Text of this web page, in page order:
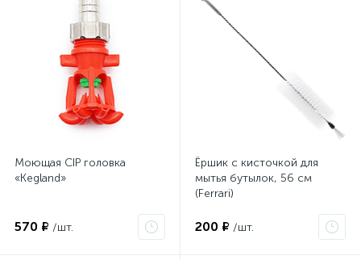
Моющая CIP головка
«Kegland»
570 ₽ /шт.
Ёршик с кисточкой для
мытья бутылок, 56 см
(Ferrari)
200 ₽ /шт.